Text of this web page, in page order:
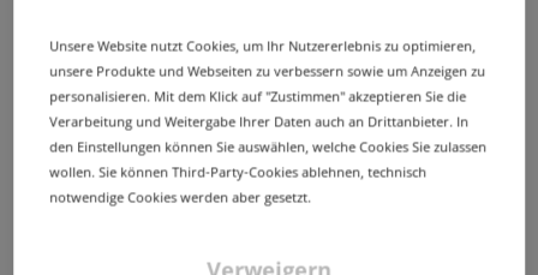
Format
Die Pop-up-Benachrichtigungen wurden auf
ein neues einheitliches Format umgestellt.
Die Benachrichtigungen sind zudem nach
Dringlichkeit farblich markiert.
Unsere Website nutzt Cookies, um Ihr Nutzererlebnis zu optimieren,
unsere Produkte und Webseiten zu verbessern sowie um Anzeigen zu
personalisieren. Mit dem Klick auf "Zustimmen" akzeptieren Sie die
Verarbeitung und Weitergabe Ihrer Daten auch an Drittanbieter. In
den Einstellungen können Sie auswählen, welche Cookies Sie zulassen
wollen. Sie können Third-Party-Cookies ablehnen, technisch
notwendige Cookies werden aber gesetzt.
Verweigern